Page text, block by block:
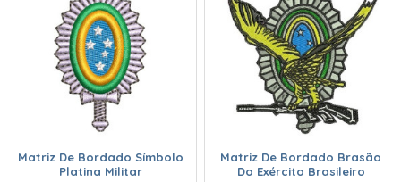
Matriz De Bordado Símbolo
Platina Militar
Matriz De Bordado Brasão
Do Exército Brasileiro